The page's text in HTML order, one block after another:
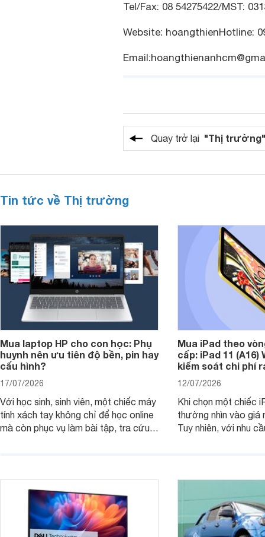
Tel/Fax: 08 54275422/MST:
Website: hoangthienHotline:
Quay trở lại "Thị trường"
Tin tức về Thị trường
Mua laptop HP cho con học: Phụ
huynh nên ưu tiên độ bền, pin hay
cấu hình?
17/07/2026
Với học sinh, sinh viên, một chiếc máy
tính xách tay không chỉ để học online
mà còn phục vụ làm bài tập, tra cứu,
thay vì chỉ so sánh cấu hình trên giấy.
Mua iPad theo
cấp: iPad 11 (A16)
kiểm soát chi phí
12/07/2026
Khi chọn một chiếc
thường nhìn vào
Tuy nhiên, với nhu
không, dùng được